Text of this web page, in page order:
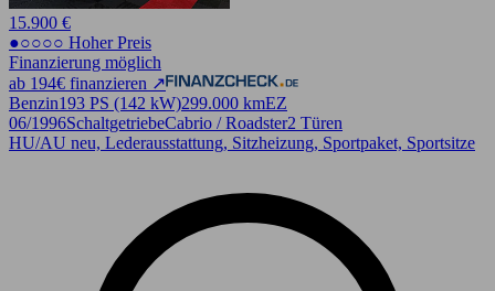
15.900 €
●○○○○ Hoher Preis
Finanzierung möglich
ab 194€ finanzieren ↗
Benzin193 PS (142 kW)299.000 kmEZ
06/1996SchaltgetriebeCabrio / Roadster2 Türen
HU/AU neu, Lederausstattung, Sitzheizung, Sportpaket, Sportsitze